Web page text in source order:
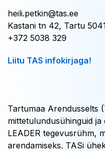
heili.petkin@tas.ee
Kastani tn 42, Tartu
+372 5038 329
Liitu TAS infokirjaga!
Tartumaa Arendusselts
mittetulundusühinguid
LEADER tegevusrühm,
arendamiseks. TASi